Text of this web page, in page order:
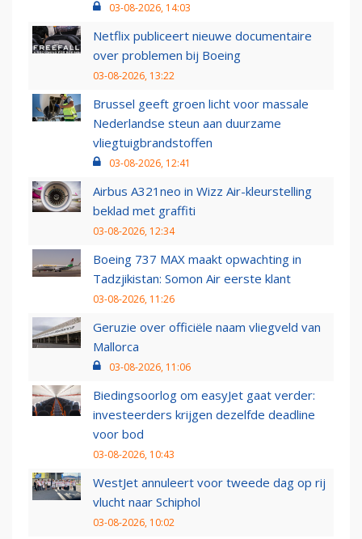
03-08-2026, 14:03
Netflix publiceert nieuwe documentaire
over problemen bij Boeing
03-08-2026, 13:22
Brussel geeft groen licht voor massale
Nederlandse steun aan duurzame
vliegtuigbrandstoffen
03-08-2026, 12:41
Airbus A321neo in Wizz Air-kleurstelling
beklad met graffiti
03-08-2026, 12:34
Boeing 737 MAX maakt opwachting in
Tadzjikistan: Somon Air eerste klant
03-08-2026, 11:26
Geruzie over officiële naam vliegveld van
Mallorca
03-08-2026, 11:06
Biedingsoorlog om easyJet gaat verder:
investeerders krijgen dezelfde deadline
voor bod
03-08-2026, 10:43
WestJet annuleert voor tweede dag op rij
vlucht naar Schiphol
03-08-2026, 10:02